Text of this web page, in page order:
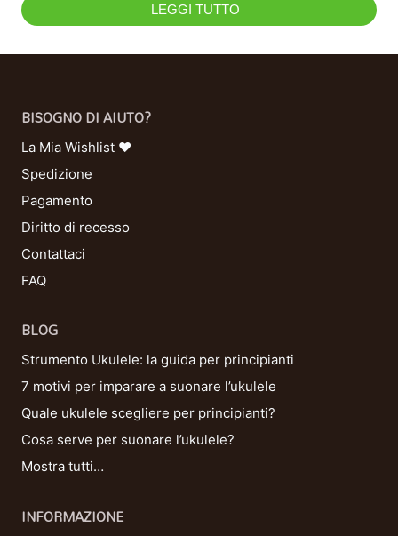
LEGGI TUTTO
BISOGNO DI AIUTO?
La Mia Wishlist ❤
Spedizione
Pagamento
Diritto di recesso
Contattaci
FAQ
BLOG
Strumento Ukulele: la guida per principianti
7 motivi per imparare a suonare l’ukulele
Quale ukulele scegliere per principianti?
Cosa serve per suonare l’ukulele?
Mostra tutti…
INFORMAZIONE